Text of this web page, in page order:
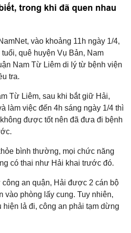
trong khi đã quen nhau
vào khoảng 11h ngày 1/4,
quê huyện Vụ Bản, Nam
Nam Từ Liêm di lý từ bệnh viện
tra.
Từ Liêm, sau khi bắt giữ Hải,
làm việc đến 4h sáng ngày 1/4 thì
được tốt nên đã đưa đi bệnh
bình thường, mọi chức năng
có thai như Hải khai trước đó.
an quận, Hải được 2 cán bộ
vào phòng lấy cung. Tuy nhiên,
hiện lả đi, công an phải tạm dừng